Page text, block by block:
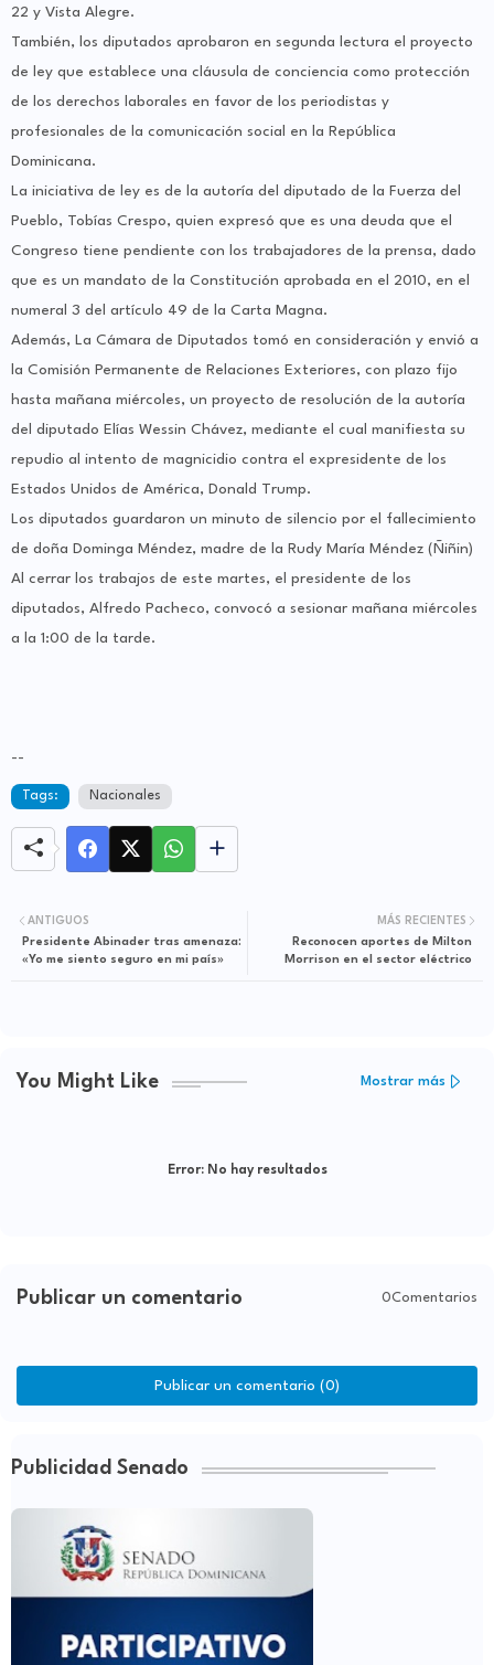
22 y Vista Alegre.
También, los diputados aprobaron en segunda lectura el proyecto
de ley que establece una cláusula de conciencia como protección
de los derechos laborales en favor de los periodistas y
profesionales de la comunicación social en la República
Dominicana.
La iniciativa de ley es de la autoría del diputado de la Fuerza del
Pueblo, Tobías Crespo, quien expresó que es una deuda que el
Congreso tiene pendiente con los trabajadores de la prensa, dado
que es un mandato de la Constitución aprobada en el 2010, en el
numeral 3 del artículo 49 de la Carta Magna.
Además, La Cámara de Diputados tomó en consideración y envió a
la Comisión Permanente de Relaciones Exteriores, con plazo fijo
hasta mañana miércoles, un proyecto de resolución de la autoría
del diputado Elías Wessin Chávez, mediante el cual manifiesta su
repudio al intento de magnicidio contra el expresidente de los
Estados Unidos de América, Donald Trump.
Los diputados guardaron un minuto de silencio por el fallecimiento
de doña Dominga Méndez, madre de la Rudy María Méndez (Ñiñin)
Al cerrar los trabajos de este martes, el presidente de los
diputados, Alfredo Pacheco, convocó a sesionar mañana miércoles
a la 1:00 de la tarde.
--
Tags: Nacionales
MÁS RECIENTES
Reconocen aportes de Milton
Morrison en el sector eléctrico
ANTIGUOS
Presidente Abinader tras amenaza:
«Yo me siento seguro en mi país»
You Might Like Mostrar más
Error:No hay resultados
Publicar un comentario 0Comentarios
Publicar un comentario (0)
Publicidad Senado